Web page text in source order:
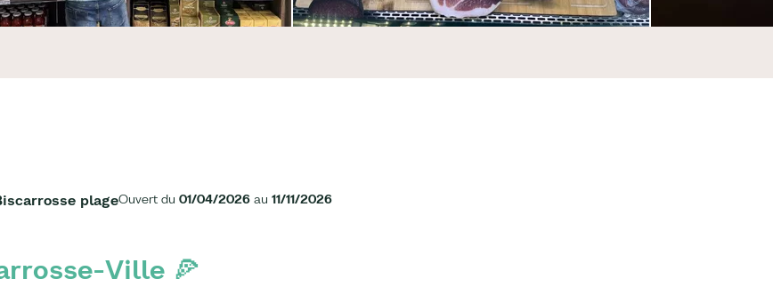
plageOuvert du 01/04/2026 au 11/11/2026
Ville 🍕